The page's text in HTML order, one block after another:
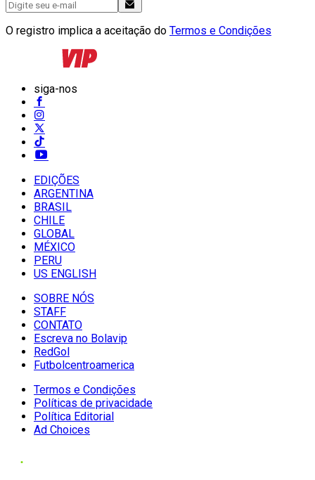
O registro implica a aceitação do Termos e Condições
siga-nos
EDIÇÕES
ARGENTINA
BRASIL
CHILE
GLOBAL
MÉXICO
PERU
US ENGLISH
SOBRE NÓS
STAFF
CONTATO
Escreva no Bolavip
RedGol
Futbolcentroamerica
Termos e Condições
Políticas de privacidade
Política Editorial
Ad Choices